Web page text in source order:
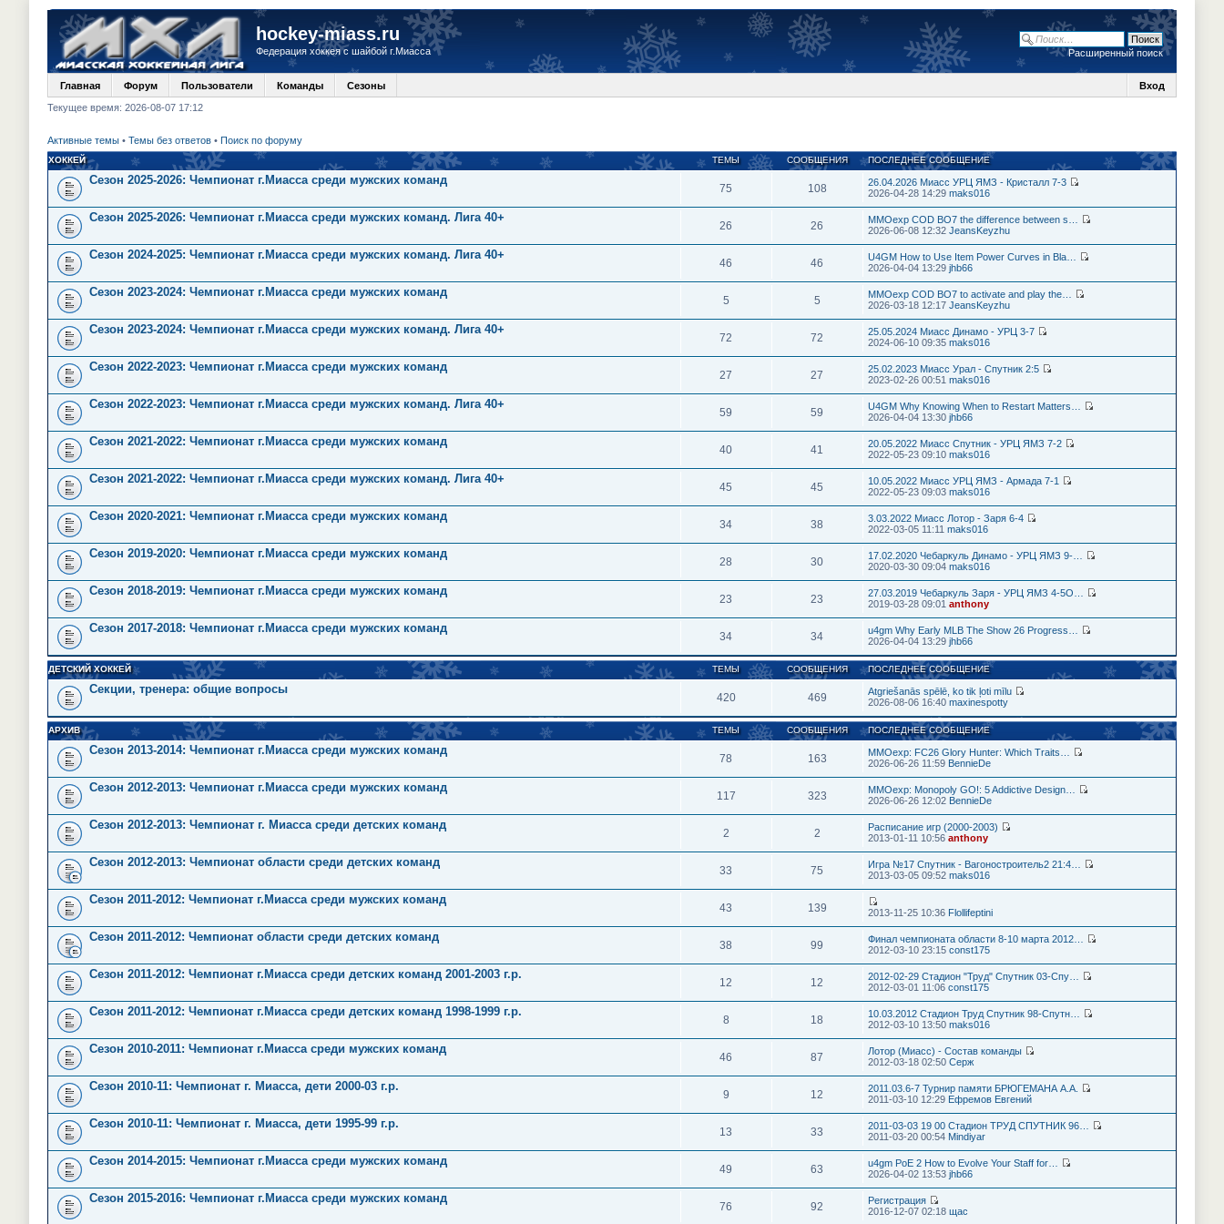
hockey-miass.ru
Федерация хоккея с шайбой г.Миасса Расширенный поиск
Главная Форум Пользователи Команды Сезоны
Вход
Текущее время: 2026-08-07 17:12
Активные темы • Темы без ответов • Поиск по форуму
ХОККЕЙ ТЕМЫ СООБЩЕНИЯ ПОСЛЕДНЕЕ СООБЩЕНИЕ
Сезон 2025-2026: Чемпионат г.Миасса среди мужских команд
75 108
26.04.2026 Миасс УРЦ ЯМЗ - Кристалл 7-3
2026-04-28 14:29 maks016
Сезон 2025-2026: Чемпионат г.Миасса среди мужских команд. Лига 40+
26 26
MMOexp COD BO7 the difference between s…
2026-06-08 12:32 JeansKeyzhu
Сезон 2024-2025: Чемпионат г.Миасса среди мужских команд. Лига 40+
46 46
U4GM How to Use Item Power Curves in Bla…
2026-04-04 13:29 jhb66
Сезон 2023-2024: Чемпионат г.Миасса среди мужских команд
5 5
MMOexp COD BO7 to activate and play the…
2026-03-18 12:17 JeansKeyzhu
Сезон 2023-2024: Чемпионат г.Миасса среди мужских команд. Лига 40+
72 72
25.05.2024 Миасс Динамо - УРЦ 3-7
2024-06-10 09:35 maks016
Сезон 2022-2023: Чемпионат г.Миасса среди мужских команд
27 27
25.02.2023 Миасс Урал - Спутник 2:5
2023-02-26 00:51 maks016
Сезон 2022-2023: Чемпионат г.Миасса среди мужских команд. Лига 40+
59 59
U4GM Why Knowing When to Restart Matters…
2026-04-04 13:30 jhb66
Сезон 2021-2022: Чемпионат г.Миасса среди мужских команд
40 41
20.05.2022 Миасс Спутник - УРЦ ЯМЗ 7-2
2022-05-23 09:10 maks016
Сезон 2021-2022: Чемпионат г.Миасса среди мужских команд. Лига 40+
45 45
10.05.2022 Миасс УРЦ ЯМЗ - Армада 7-1
2022-05-23 09:03 maks016
Сезон 2020-2021: Чемпионат г.Миасса среди мужских команд
34 38
3.03.2022 Миасс Лотор - Заря 6-4
2022-03-05 11:11 maks016
Сезон 2019-2020: Чемпионат г.Миасса среди мужских команд
28 30
17.02.2020 Чебаркуль Динамо - УРЦ ЯМЗ 9-…
2020-03-30 09:04 maks016
Сезон 2018-2019: Чемпионат г.Миасса среди мужских команд
23 23
27.03.2019 Чебаркуль Заря - УРЦ ЯМЗ 4-5О…
2019-03-28 09:01 anthony
Сезон 2017-2018: Чемпионат г.Миасса среди мужских команд
34 34
u4gm Why Early MLB The Show 26 Progress…
2026-04-04 13:29 jhb66
ДЕТСКИЙ ХОККЕЙ ТЕМЫ СООБЩЕНИЯ ПОСЛЕДНЕЕ СООБЩЕНИЕ
Секции, тренера: общие вопросы
420 469
Atgriešanās spēlē, ko tik ļoti mīlu
2026-08-06 16:40 maxinespotty
АРХИВ ТЕМЫ СООБЩЕНИЯ ПОСЛЕДНЕЕ СООБЩЕНИЕ
Сезон 2013-2014: Чемпионат г.Миасса среди мужских команд
78 163
MMOexp: FC26 Glory Hunter: Which Traits…
2026-06-26 11:59 BennieDe
Сезон 2012-2013: Чемпионат г.Миасса среди мужских команд
117 323
MMOexp: Monopoly GO!: 5 Addictive Design…
2026-06-26 12:02 BennieDe
Сезон 2012-2013: Чемпионат г. Миасса среди детских команд
2 2
Расписание игр (2000-2003)
2013-01-11 10:56 anthony
Сезон 2012-2013: Чемпионат области среди детских команд
33 75
Игра №17 Спутник - Вагоностроитель2 21:4…
2013-03-05 09:52 maks016
Сезон 2011-2012: Чемпионат г.Миасса среди мужских команд
43 139 2013-11-25 10:36 Flollifeptini
Сезон 2011-2012: Чемпионат области среди детских команд
38 99
Финал чемпионата области 8-10 марта 2012…
2012-03-10 23:15 const175
Сезон 2011-2012: Чемпионат г.Миасса среди детских команд 2001-2003 г.р.
12 12
2012-02-29 Стадион "Труд" Спутник 03-Спу…
2012-03-01 11:06 const175
Сезон 2011-2012: Чемпионат г.Миасса среди детских команд 1998-1999 г.р.
8 18
10.03.2012 Стадион Труд Спутник 98-Спутн…
2012-03-10 13:50 maks016
Сезон 2010-2011: Чемпионат г.Миасса среди мужских команд
46 87
Лотор (Миасс) - Состав команды
2012-03-18 02:50 Серж
Сезон 2010-11: Чемпионат г. Миасса, дети 2000-03 г.р.
9 12
2011.03.6-7 Турнир памяти БРЮГЕМАНА А.А.
2011-03-10 12:29 Ефремов Евгений
Сезон 2010-11: Чемпионат г. Миасса, дети 1995-99 г.р.
13 33
2011-03-03 19 00 Стадион ТРУД СПУТНИК 96…
2011-03-20 00:54 Mindiyar
Сезон 2014-2015: Чемпионат г.Миасса среди мужских команд
49 63
u4gm PoE 2 How to Evolve Your Staff for…
2026-04-02 13:53 jhb66
Сезон 2015-2016: Чемпионат г.Миасса среди мужских команд
76 92
Регистрация
2016-12-07 02:18 щас